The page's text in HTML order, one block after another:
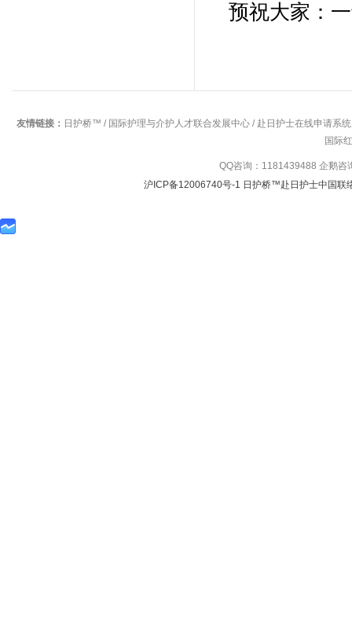
预祝大家：
友情链接： 日护桥™ / 国际护理与介护人才联合发展中心 / 赴日护士在线申请系统
国际
QQ咨询：1181439488 企鹅咨
沪ICP备12006740号-1 日护桥™赴日护士中国联